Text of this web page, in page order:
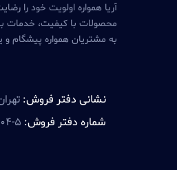
آریا همواره اولویت خود را
محصولات با کیفیت، خدمات
به مشتریان همواره پیشگام و
نشانی دفتر فروش:
شماره دفتر فروش: 5